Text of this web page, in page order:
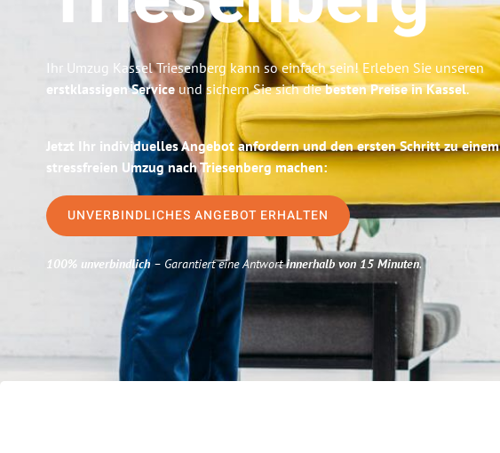
Ihr Umzug Kassel Triesenberg kann so einfach sein! Erleben Sie unseren
erstklassigen Service und sichern Sie sich diebesten Preise in Kassel.
Jetzt Ihr individuelles Angebot anfordern und den ersten Schritt zu einem
stressfreien Umzug nach Triesenberg machen:
UNVERBINDLICHES ANGEBOT ERHALTEN
100% unverbindlich– Garantiert eine Antwortinnerhalb von 15 Minuten.